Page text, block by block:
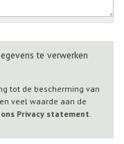
te verwerken
tot de bescherming van
veel waarde aan de
ons Privacy statement.